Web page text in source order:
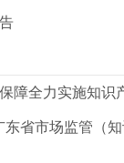
障全力实施知识
东省市场监管（